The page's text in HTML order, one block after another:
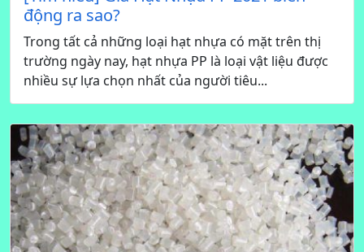
động ra sao?
Trong tất cả những loại hạt nhựa có mặt trên thị
trường ngày nay, hạt nhựa PP là loại vật liệu được
nhiều sự lựa chọn nhất của người tiêu...